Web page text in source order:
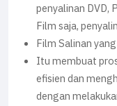
penyalinan DVD,
Film saja,
Film Salinan
Itu membuat
efisien dan
dengan